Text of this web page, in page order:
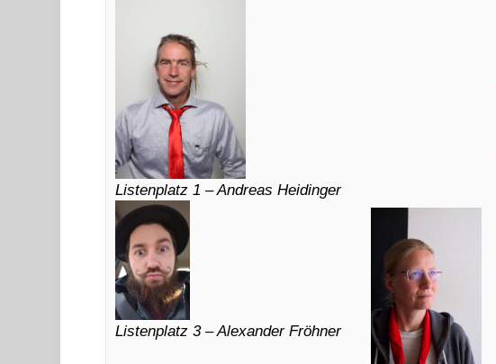
Listenplatz 1 – Andreas Heidinger
Listenplatz 3 – Alexander Fröhner